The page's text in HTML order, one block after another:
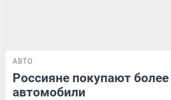
АВТО
Россияне покупают
автомобили